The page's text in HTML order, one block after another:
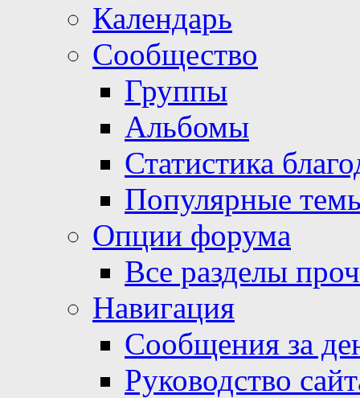
Календарь
Сообщество
Группы
Альбомы
Статистика
Популярные
Опции форума
Все разделы
Навигация
Сообщения за
Руководство